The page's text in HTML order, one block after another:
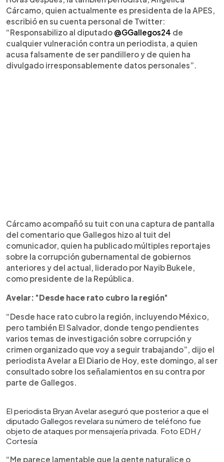
Cárcamo, quien actualmente es presidenta de la APES,
escribió en su cuenta personal de Twitter:
“Responsabilizo al diputado @GGallegos24 de
cualquier vulneración contra un periodista, a quien
acusa falsamente de ser pandillero y de quien ha
divulgado irresponsablemente datos personales”.
Cárcamo acompañó su tuit con una captura de pantalla
del comentario que Gallegos hizo al tuit del
comunicador, quien ha publicado múltiples reportajes
sobre la corrupción gubernamental de gobiernos
anteriores y del actual, liderado por Nayib Bukele,
como presidente de la República.
Avelar: "Desde hace rato cubro la región"
“Desde hace rato cubro la región, incluyendo México,
pero también El Salvador, donde tengo pendientes
varios temas de investigación sobre corrupción y
crimen organizado que voy a seguir trabajando”, dijo el
periodista Avelar a El Diario de Hoy, este domingo, al ser
consultado sobre los señalamientos en su contra por
parte de Gallegos.
El periodista Bryan Avelar aseguró que posterior a que el
diputado Gallegos revelara su número de teléfono fue
objeto de ataques por mensajería privada. Foto EDH /
Cortesía
“Me parece lamentable que la gente naturalice o